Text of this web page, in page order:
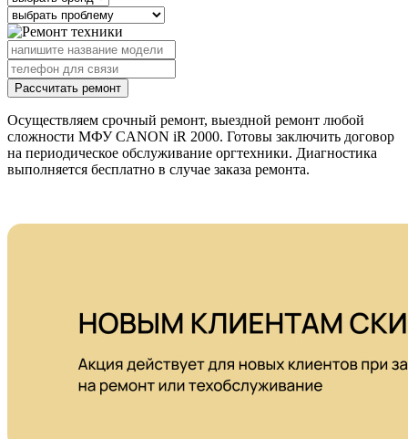
Рассчитать ремонт
Осуществляем срочный ремонт, выездной ремонт любой
сложности МФУ CANON iR 2000. Готовы заключить договор
на периодическое обслуживание оргтехники. Диагностика
выполняется бесплатно в случае заказа ремонта.